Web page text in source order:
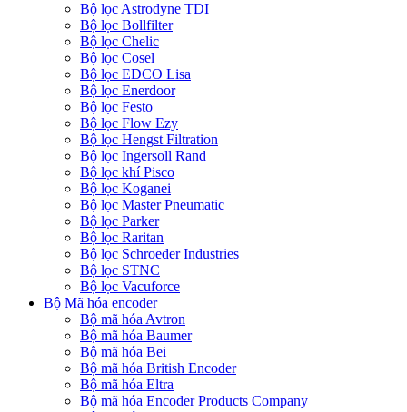
Bộ lọc Astrodyne TDI
Bộ lọc Bollfilter
Bộ lọc Chelic
Bộ lọc Cosel
Bộ lọc EDCO Lisa
Bộ lọc Enerdoor
Bộ lọc Festo
Bộ lọc Flow Ezy
Bộ lọc Hengst Filtration
Bộ lọc Ingersoll Rand
Bộ lọc khí Pisco
Bộ lọc Koganei
Bộ lọc Master Pneumatic
Bộ lọc Parker
Bộ lọc Raritan
Bộ lọc Schroeder Industries
Bộ lọc STNC
Bộ lọc Vacuforce
Bộ Mã hóa encoder
Bộ mã hóa Avtron
Bộ mã hóa Baumer
Bộ mã hóa Bei
Bộ mã hóa British Encoder
Bộ mã hóa Eltra
Bộ mã hóa Encoder Products Company